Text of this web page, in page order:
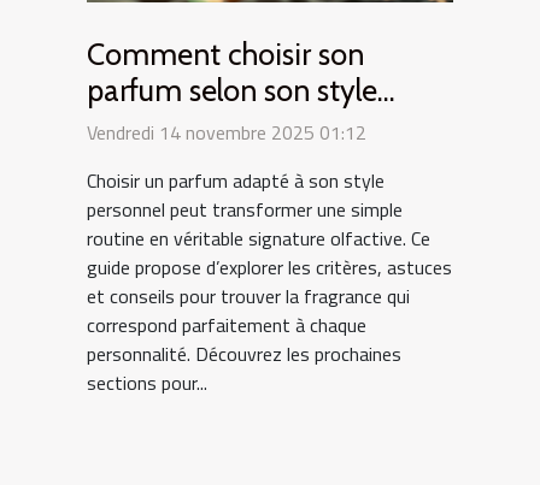
Comment choisir son
parfum selon son style
personnel ?
Vendredi 14 novembre 2025 01:12
Choisir un parfum adapté à son style
personnel peut transformer une simple
routine en véritable signature olfactive. Ce
guide propose d’explorer les critères, astuces
et conseils pour trouver la fragrance qui
correspond parfaitement à chaque
personnalité. Découvrez les prochaines
sections pour...